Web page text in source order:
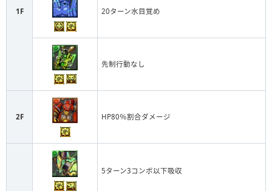
1F 20ターン水目覚め
先制行動なし
2F HP80％割合ダメージ
5ターン3コンボ以下吸収